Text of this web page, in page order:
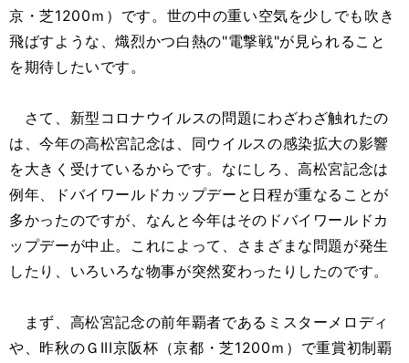
京・芝1200ｍ）です。世の中の重い空気を少しでも吹き
飛ばすような、熾烈かつ白熱の"電撃戦"が見られること
を期待したいです。
さて、新型コロナウイルスの問題にわざわざ触れたの
は、今年の高松宮記念は、同ウイルスの感染拡大の影響
を大きく受けているからです。なにしろ、高松宮記念は
例年、ドバイワールドカップデーと日程が重なることが
多かったのですが、なんと今年はそのドバイワールドカ
ップデーが中止。これによって、さまざまな問題が発生
したり、いろいろな物事が突然変わったりしたのです。
まず、高松宮記念の前年覇者であるミスターメロディ
や、昨秋のＧIII京阪杯（京都・芝1200ｍ）で重賞初制覇